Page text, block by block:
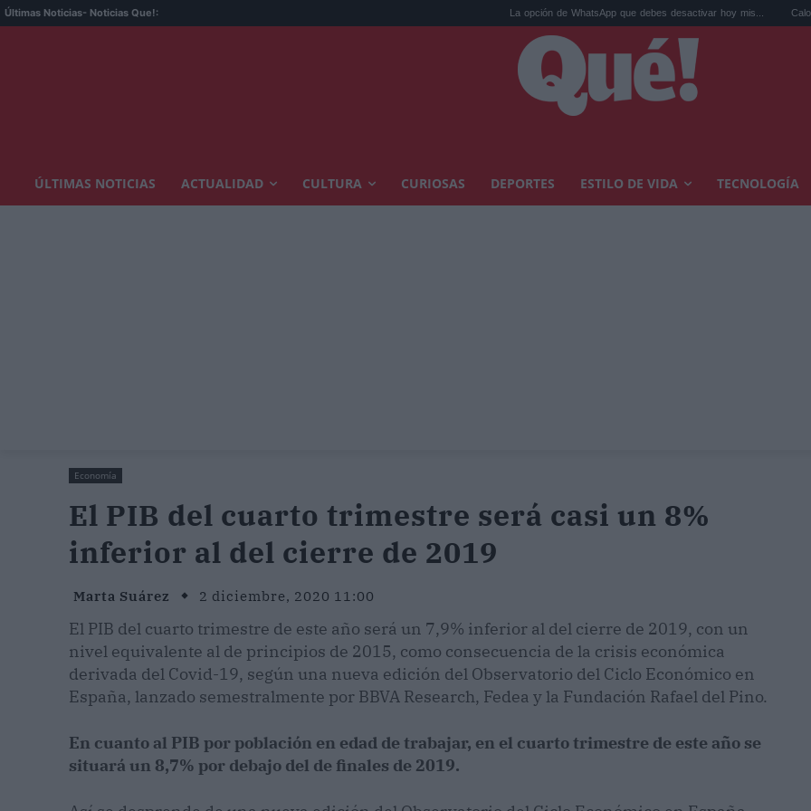
Últimas Noticias- Noticias Que!: La opción de WhatsApp que debes desactivar hoy mis... Calor extremo y
ÚLTIMAS NOTICIAS ACTUALIDAD CULTURA CURIOSAS DEPORTES ESTILO DE VIDA TECNOLOGÍA
Economía
El PIB del cuarto trimestre será casi un 8%
inferior al del cierre de 2019
Marta Suárez 2 diciembre, 2020 11:00
El PIB del cuarto trimestre de este año será un 7,9% inferior al del cierre de 2019, con un
nivel equivalente al de principios de 2015, como consecuencia de la crisis económica
derivada del Covid-19, según una nueva edición del Observatorio del Ciclo Económico en
España, lanzado semestralmente por BBVA Research, Fedea y la Fundación Rafael del Pino.
En cuanto al PIB por población en edad de trabajar, en el cuarto trimestre de este año se
situará un 8,7% por debajo del de finales de 2019.